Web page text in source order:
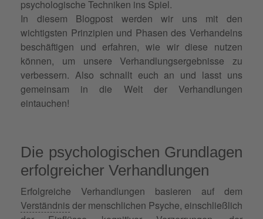
psychologische Techniken ins Spiel.
In diesem Blogpost werden wir uns mit den
wichtigsten Prinzipien und Phasen des Verhandelns
beschäftigen und erfahren, wie wir diese nutzen
können, um unsere Verhandlungsergebnisse zu
verbessern. Also schnallt euch an und lasst uns
gemeinsam in die Welt der Verhandlungen
eintauchen!
Die psychologischen Grundlagen
erfolgreicher Verhandlungen
Erfolgreiche Verhandlungen basieren auf dem
Verständnis der menschlichen Psyche, einschließlich